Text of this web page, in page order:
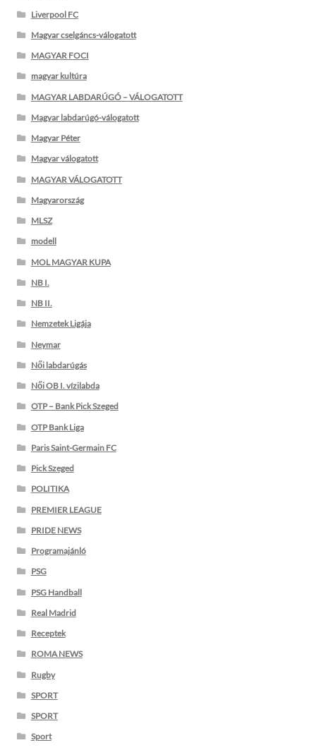
Liverpool FC
Magyar cselgáncs-válogatott
MAGYAR FOCI
magyar kultúra
MAGYAR LABDARÚGÓ – VÁLOGATOTT
Magyar labdarúgó-válogatott
Magyar Péter
Magyar válogatott
MAGYAR VÁLOGATOTT
Magyarország
MLSZ
modell
MOL MAGYAR KUPA
NB I.
NB II.
Nemzetek Ligája
Neymar
Női labdarúgás
Női OB I. vízilabda
OTP – Bank Pick Szeged
OTP Bank Liga
Paris Saint-Germain FC
Pick Szeged
POLITIKA
PREMIER LEAGUE
PRIDE NEWS
Programajánló
PSG
PSG Handball
Real Madrid
Receptek
ROMA NEWS
Rugby
SPORT
SPORT
Sport